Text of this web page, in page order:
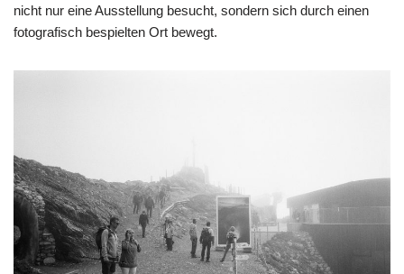
nicht nur eine Ausstellung besucht, sondern sich durch einen
fotografisch bespielten Ort bewegt.